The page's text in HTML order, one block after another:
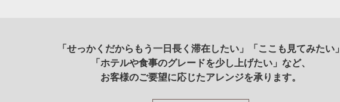
「せっかくだからもう一日長く滞在したい」「ここも見てみたい」
「ホテルや食事のグレードを少し上げたい」など、
お客様のご要望に応じたアレンジを承ります。